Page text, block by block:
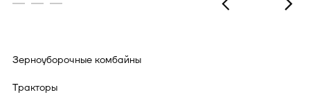
Зерноуборочные комбайны
Тракторы